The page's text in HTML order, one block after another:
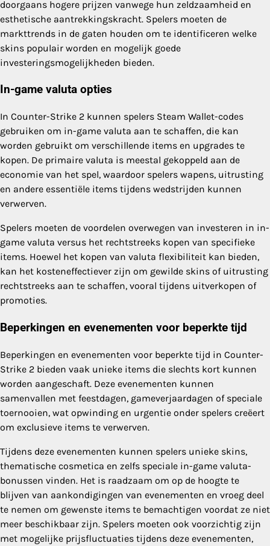
doorgaans hogere prijzen vanwege hun zeldzaamheid en
esthetische aantrekkingskracht. Spelers moeten de
markttrends in de gaten houden om te identificeren welke
skins populair worden en mogelijk goede
investeringsmogelijkheden bieden.
In-game valuta opties
In Counter-Strike 2 kunnen spelers Steam Wallet-codes
gebruiken om in-game valuta aan te schaffen, die kan
worden gebruikt om verschillende items en upgrades te
kopen. De primaire valuta is meestal gekoppeld aan de
economie van het spel, waardoor spelers wapens, uitrusting
en andere essentiële items tijdens wedstrijden kunnen
verwerven.
Spelers moeten de voordelen overwegen van investeren in in-
game valuta versus het rechtstreeks kopen van specifieke
items. Hoewel het kopen van valuta flexibiliteit kan bieden,
kan het kosteneffectiever zijn om gewilde skins of uitrusting
rechtstreeks aan te schaffen, vooral tijdens uitverkopen of
promoties.
Beperkingen en evenementen voor beperkte tijd
Beperkingen en evenementen voor beperkte tijd in Counter-
Strike 2 bieden vaak unieke items die slechts kort kunnen
worden aangeschaft. Deze evenementen kunnen
samenvallen met feestdagen, gameverjaardagen of speciale
toernooien, wat opwinding en urgentie onder spelers creëert
om exclusieve items te verwerven.
Tijdens deze evenementen kunnen spelers unieke skins,
thematische cosmetica en zelfs speciale in-game valuta-
bonussen vinden. Het is raadzaam om op de hoogte te
blijven van aankondigingen van evenementen en vroeg deel
te nemen om gewenste items te bemachtigen voordat ze niet
meer beschikbaar zijn. Spelers moeten ook voorzichtig zijn
met mogelijke prijsfluctuaties tijdens deze evenementen,